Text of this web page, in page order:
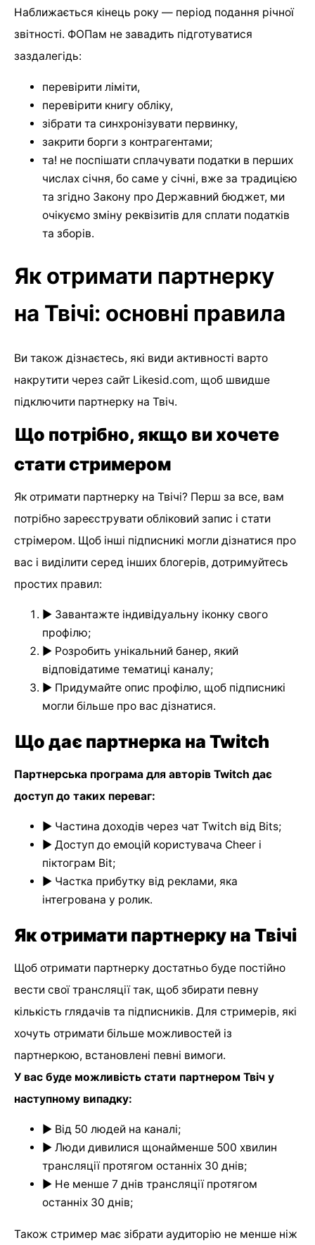
Наближається кінець року — період подання річної
звітності. ФОПам не завадить підготуватися
заздалегідь:
перевірити ліміти,
перевірити книгу обліку,
зібрати та синхронізувати первинку,
закрити борги з контрагентами;
та! не поспішати сплачувати податки в перших
числах січня, бо саме у січні, вже за традицією
та згідно Закону про Державний бюджет, ми
очікуємо зміну реквізитів для сплати податків
та зборів.
Як отримати партнерку
на Твічі: основні правила
Ви також дізнаєтесь, які види активності варто
накрутити через сайт Likesid.com, щоб швидше
підключити партнерку на Твіч.
Що потрібно, якщо ви хочете
стати стримером
Як отримати партнерку на Твічі? Перш за все, вам
потрібно зареєструвати обліковий запис і стати
стрімером. Щоб інші підписникі могли дізнатися про
вас і виділити серед інших блогерів, дотримуйтесь
простих правил:
► Завантажте індивідуальну іконку свого
профілю;
► Розробить унікальний банер, який
відповідатиме тематиці каналу;
► Придумайте опис профілю, щоб підписникі
могли більше про вас дізнатися.
Що дає партнерка на Twitch
Партнерська програма для авторів Twitch дає
доступ до таких переваг:
► Частина доходів через чат Twitch від Bits;
► Доступ до емоцій користувача Cheer і
піктограм Bit;
► Частка прибутку від реклами, яка
інтегрована у ролик.
Як отримати партнерку на Твічі
Щоб отримати партнерку достатньо буде постійно
вести свої трансляції так, щоб збирати певну
кількість глядачів та підписників. Для стримерів, які
хочуть отримати більше можливостей із
партнеркою, встановлені певні вимоги.
У вас буде можливість стати партнером Твіч у
наступному випадку:
► Від 50 людей на каналі;
► Люди дивилися щонайменше 500 хвилин
трансляції протягом останніх 30 днів;
► Не менше 7 днів трансляції протягом
останніх 30 днів;
Також стример має зібрати аудиторію не менше ніж